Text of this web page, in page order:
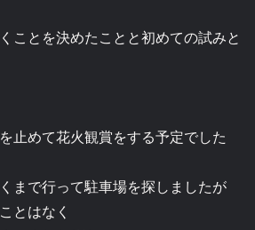
ことを決めたことと初めての試みと
止めて花火観賞をする予定でした
まで行って駐車場を探しましたが
とはなく